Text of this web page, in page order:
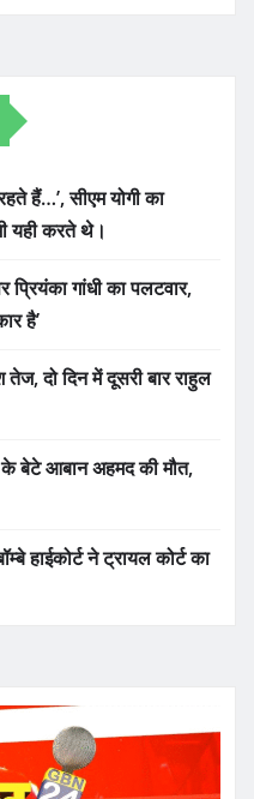
हैं…’, सीएम योगी का
यही करते थे।
गांधी का पलटवार,
है’
दो दिन में दूसरी बार राहुल
बेटे आबान अहमद की मौत,
हाईकोर्ट ने ट्रायल कोर्ट का